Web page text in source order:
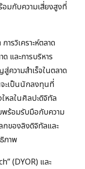
มกับความเสี่ยงสูงที่
ารวิเคราะห์ตลาด
และการบริหาร
ความสำเร็จในตลาด
ะเป็นนักลงทุนที่
หลในศิลปะดิจิทัล
พร้อมรับมือกับความ
กของลิงดิจิทัลและ
ภาพ
(DYOR) และ